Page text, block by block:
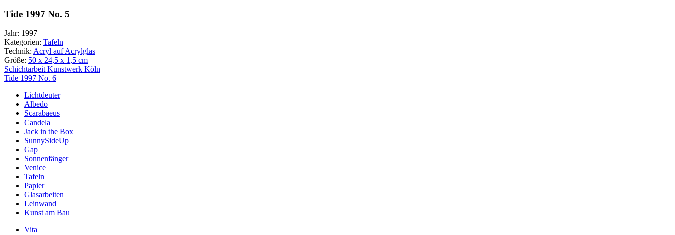
Tide 1997 No. 5
Jahr: 1997
Kategorien: Tafeln
Technik: Acryl auf Acrylglas
Größe: 50 x 24,5 x 1,5 cm
Beitragsnavigation
Schichtarbeit Kunstwerk Köln
Tide 1997 No. 6
Lichtdeuter
Albedo
Scarabaeus
Candela
Jack in the Box
SunnySideUp
Gap
Sonnenfänger
Venice
Tafeln
Papier
Glasarbeiten
Leinwand
Kunst am Bau
Vita